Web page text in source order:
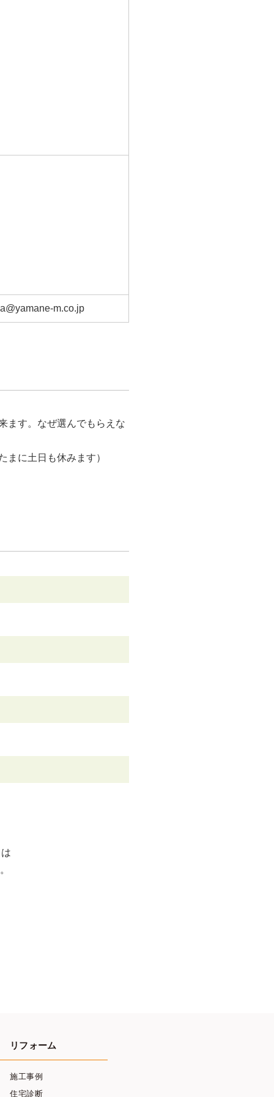
m.co.jp
ます。なぜ選んでもらえな
に土日も休みます）
リフォーム
施工事例
住宅診断